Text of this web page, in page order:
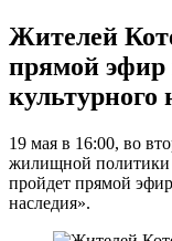
Жителей
прямой эфир
культурного
19 мая в 16:00, во
жилищной политики
пройдет прямой
наследия».